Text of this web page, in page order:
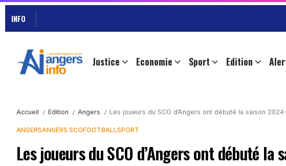
INFO
Justice Economie Sport Edition
Accueil / Edition / Angers / Les joueurs du SCO d’Angers ont débuté la saison
ANGERSANGERS SCOFOOTBALLSPORT
Les joueurs du SCO d’Angers ont débuté